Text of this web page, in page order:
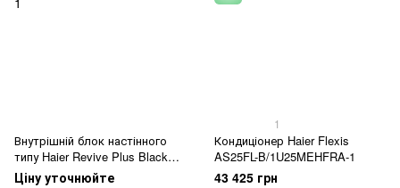
Внутрішній блок настінного
типу Haier Revive Plus Black
AS25RV-B
Ціну уточнюйте
1
Кондиціонер Haier Flexis
AS25FL-B/1U25MEHFRA-1
43 425 грн